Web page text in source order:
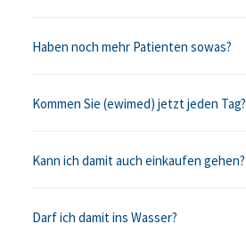
Haben noch mehr Patienten sowas?
Kommen Sie (ewimed) jetzt jeden Tag?
Kann ich damit auch einkaufen gehen?
Darf ich damit ins Wasser?